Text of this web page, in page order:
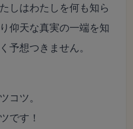
しはわたしを何も知ら
仰天な真実の一端を知
予想つきません。
コツ。
です！